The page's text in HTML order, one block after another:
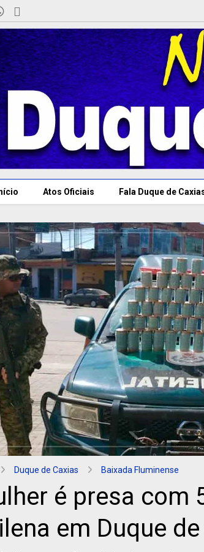
Atos Oficiais Fala Duque de
Duque de Caxias Baixada Fluminense
é presa com
em Duque